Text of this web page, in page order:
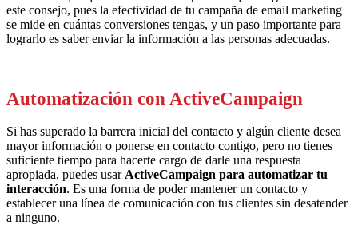
este consejo, pues la efectividad de tu campaña de email marketing
se mide en cuántas conversiones tengas, y un paso importante para
lograrlo es saber enviar la información a las personas adecuadas.
Automatización con ActiveCampaign
Si has superado la barrera inicial del contacto y algún cliente desea
mayor información o ponerse en contacto contigo, pero no tienes
suficiente tiempo para hacerte cargo de darle una respuesta
apropiada, puedes usar ActiveCampaign para automatizar tu
interacción. Es una forma de poder mantener un contacto y
establecer una línea de comunicación con tus clientes sin desatender
a ninguno.